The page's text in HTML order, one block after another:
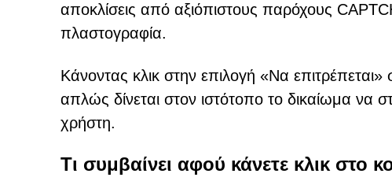
αποκλίσεις από αξιόπιστους παρόχους
πλαστογραφία.
Κάνοντας κλικ στην επιλογή «Να
απλώς δίνεται στον ιστότοπο το δικαίωμα να
χρήστη.
Τι συμβαίνει αφού κάνετε κλικ στο